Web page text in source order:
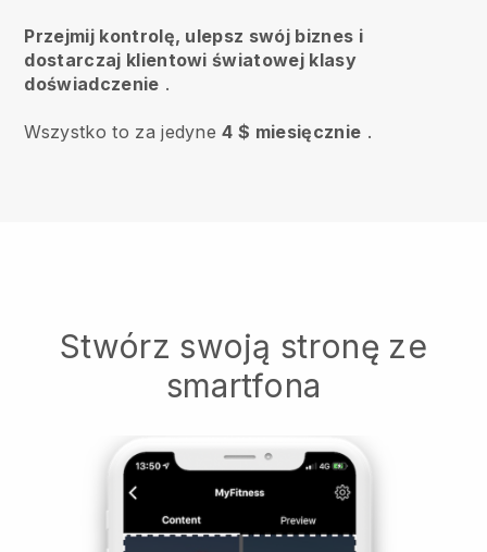
Przejmij kontrolę, ulepsz swój biznes i
dostarczaj klientowi światowej klasy
doświadczenie .
Wszystko to za jedyne4 $ miesięcznie .
Stwórz swoją stronę ze
smartfona